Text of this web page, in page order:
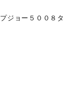
ー５００８タ